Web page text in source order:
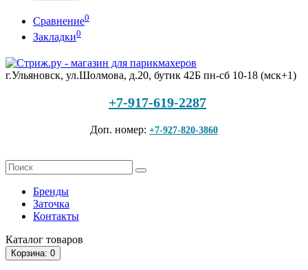
Сравнение0
Закладки0
г.Ульяновск, ул.Шолмова, д.20, бутик 42Б пн-сб 10-18 (мск+1)
+7-917-619-2287
Доп. номер: +7-927-820-3860
Бренды
Заточка
Контакты
Каталог товаров
Корзина: 0